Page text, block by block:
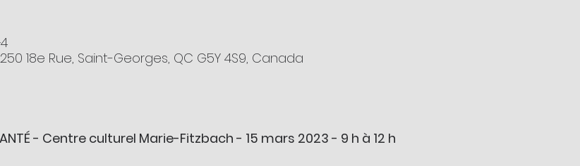
18e Rue, Saint-Georges, QC G5Y 4S9, Canada
SANTÉ - Centre culturel Marie-Fitzbach - 15 mars 2023 - 9 h à 12 h